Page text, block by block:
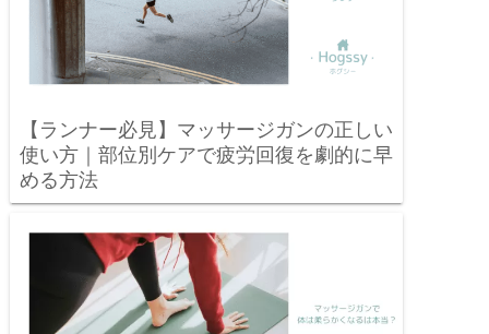
【ランナー必見】マッサージガンの正しい
使い方｜部位別ケアで疲労回復を劇的に早
める方法